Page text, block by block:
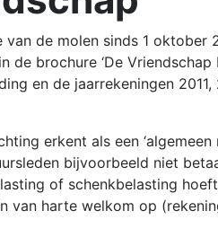
de molen sinds 1 oktober
brochure ‘De Vriendschap
en de jaarrekeningen 2011,
erkent als een
bijvoorbeeld niet
of schenkbelasting
harte welkom op